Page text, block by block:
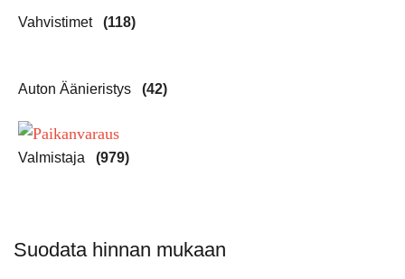
Vahvistimet (118)
Auton Äänieristys (42)
Valmistaja (979)
Suodata hinnan mukaan